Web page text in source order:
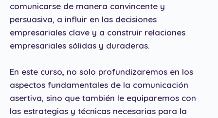
comunicarse de manera convincente y
persuasiva, a influir en las decisiones
empresariales clave y a construir relaciones
empresariales sólidas y duraderas.
En este curso, no solo profundizaremos en los
aspectos fundamentales de la comunicación
asertiva, sino que también le equiparemos con
las estrategias y técnicas necesarias para la